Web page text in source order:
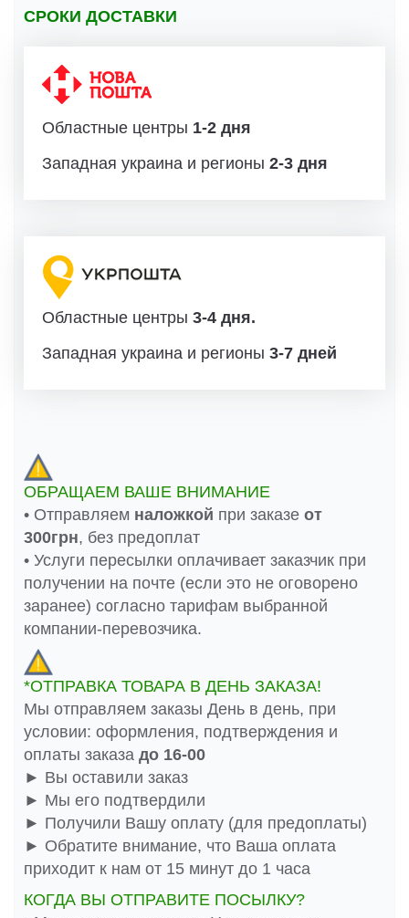
СРОКИ ДОСТАВКИ
Областные центры 1-2 дня
Западная украина и регионы 2-3 дня
Областные центры 3-4 дня.
Западная украина и регионы 3-7 дней
ОБРАЩАЕМ ВАШЕ ВНИМАНИЕ
• Отправляем наложкой при заказе от
300грн, без предоплат
• Услуги пересылки оплачивает заказчик при
получении на почте (если это не оговорено
заранее) согласно тарифам выбранной
компании-перевозчика.
*ОТПРАВКА ТОВАРА В ДЕНЬ ЗАКАЗА!
Мы отправляем заказы День в день, при
условии: оформления, подтверждения и
оплаты заказа до 16-00
► Вы оставили заказ
► Мы его подтвердили
► Получили Вашу оплату (для предоплаты)
► Обратите внимание, что Ваша оплата
приходит к нам от 15 минут до 1 часа
КОГДА ВЫ ОТПРАВИТЕ ПОСЫЛКУ?